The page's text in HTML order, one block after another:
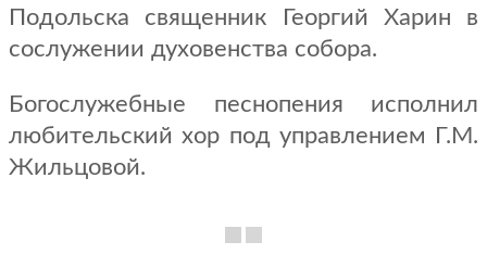
Подольска священник Георгий Харин в
сослужении духовенства собора.
Богослужебные песнопения исполнил
любительский хор под управлением Г.М.
Жильцовой.